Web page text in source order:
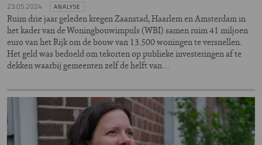
23.05.2024 ANALYSE
Ruim drie jaar geleden kregen Zaanstad, Haarlem en Amsterdam in
het kader van de Woningbouwimpuls (WBI) samen ruim 41 miljoen
euro van het Rijk om de bouw van 13.500 woningen te versnellen.
Het geld was bedoeld om tekorten op publieke investeringen af te
dekken waarbij gemeenten zelf de helft van…